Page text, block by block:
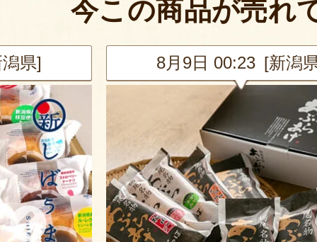
今この商品が売れ
県] 8月9日 00:23 [新潟